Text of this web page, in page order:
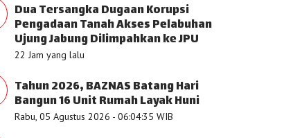
Dua Tersangka Dugaan Korupsi
Pengadaan Tanah Akses Pelabuhan
Ujung Jabung Dilimpahkan ke JPU
22 Jam yang lalu
Tahun 2026, BAZNAS Batang Hari
Bangun 16 Unit Rumah Layak Huni
Rabu, 05 Agustus 2026 - 06:04:35 WIB